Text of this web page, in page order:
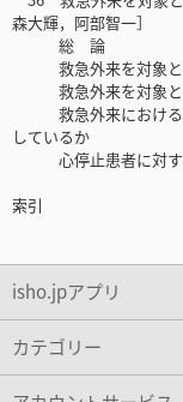
森大輝，阿部智一］
総 論
救急外来を対象と
救急外来を対象と
救急外来における臨
しているか
心停止患者に対す
索引
isho.jpアプリ
カテゴリー